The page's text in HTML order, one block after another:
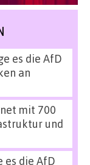
es die AfD
an
mit 700
und
es die AfD